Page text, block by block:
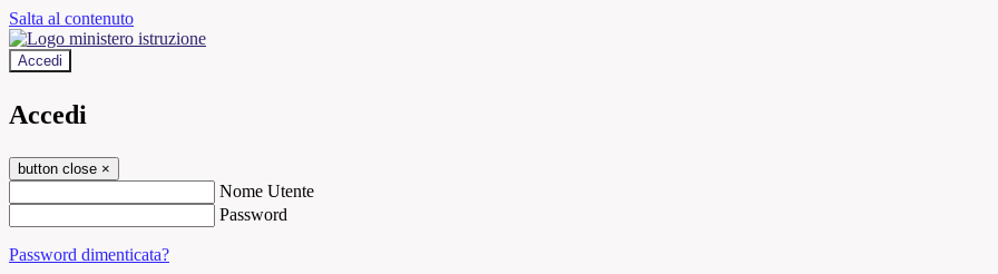
Salta al contenuto
Accedi
Accedi
button close ×
Nome Utente
Password
Password dimenticata?